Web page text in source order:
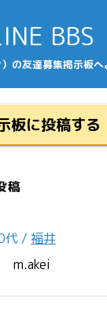
BBS
の友達募集掲示板へ
板に投稿する
稿
代 / 福井
m.akei